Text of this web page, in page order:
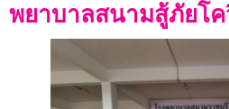
พยาบาลสนามสู้ภัยโ